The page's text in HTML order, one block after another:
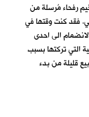
رفحاء مُرسلة من
فقد كنت وقتها في
الى احدى
التي تركتها بسبب
قليلة من بدء